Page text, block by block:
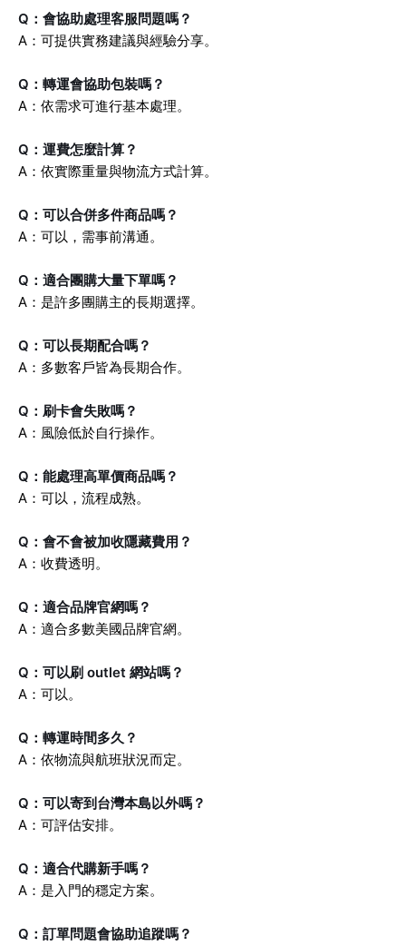
Q：會協助處理客服問題嗎？
A：可提供實務建議與經驗分享。
Q：轉運會協助包裝嗎？
A：依需求可進行基本處理。
Q：運費怎麼計算？
A：依實際重量與物流方式計算。
Q：可以合併多件商品嗎？
A：可以，需事前溝通。
Q：適合團購大量下單嗎？
A：是許多團購主的長期選擇。
Q：可以長期配合嗎？
A：多數客戶皆為長期合作。
Q：刷卡會失敗嗎？
A：風險低於自行操作。
Q：能處理高單價商品嗎？
A：可以，流程成熟。
Q：會不會被加收隱藏費用？
A：收費透明。
Q：適合品牌官網嗎？
A：適合多數美國品牌官網。
Q：可以刷 outlet 網站嗎？
A：可以。
Q：轉運時間多久？
A：依物流與航班狀況而定。
Q：可以寄到台灣本島以外嗎？
A：可評估安排。
Q：適合代購新手嗎？
A：是入門的穩定方案。
Q：訂單問題會協助追蹤嗎？